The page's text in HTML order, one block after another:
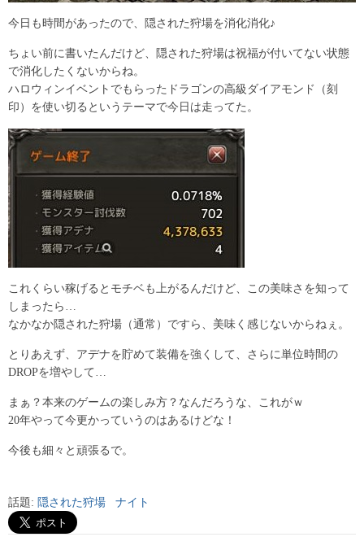
今日も時間があったので、隠された狩場を消化消化♪
ちょい前に書いたんだけど、隠された狩場は祝福が付いてない状態
で消化したくないからね。
ハロウィンイベントでもらったドラゴンの高級ダイアモンド（刻
印）を使い切るというテーマで今日は走ってた。
これくらい稼げるとモチベも上がるんだけど、この美味さを知って
しまったら…
なかなか隠された狩場（通常）ですら、美味く感じないからねぇ。
とりあえず、アデナを貯めて装備を強くして、さらに単位時間の
DROPを増やして…
まぁ？本来のゲームの楽しみ方？なんだろうな、これがｗ
20年やって今更かっていうのはあるけどな！
今後も細々と頑張るで。
話題: 隠された狩場 ナイト